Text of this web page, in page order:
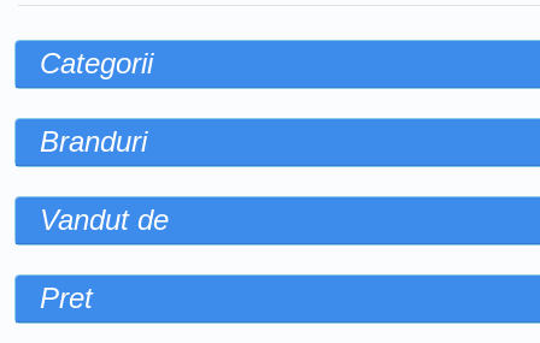
Categorii
Branduri
Vandut de
Pret